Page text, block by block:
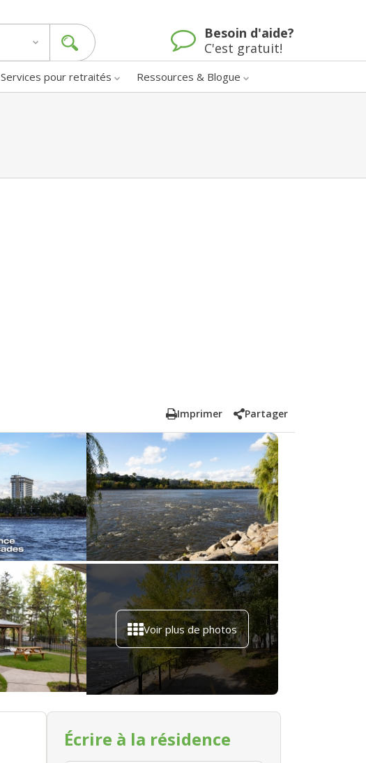
Besoin d'aide?
C'est gratuit!
Services pour retraités Ressources & Blogue
Imprimer Partager
Voir plus de photos
Écrire à la résidence